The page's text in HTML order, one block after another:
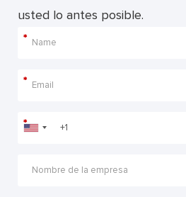
usted lo antes posible.
*
*
*